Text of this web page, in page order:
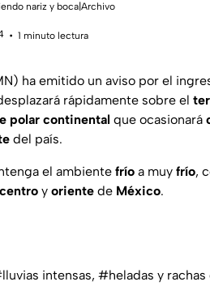
nariz y boca|Archivo
1 minuto lectura
ha emitido un aviso por el
rápidamente sobre el
polar continental que ocasionará
del país.
el ambiente frío a muy frío,
centro y oriente de México.
intensas, #heladas y